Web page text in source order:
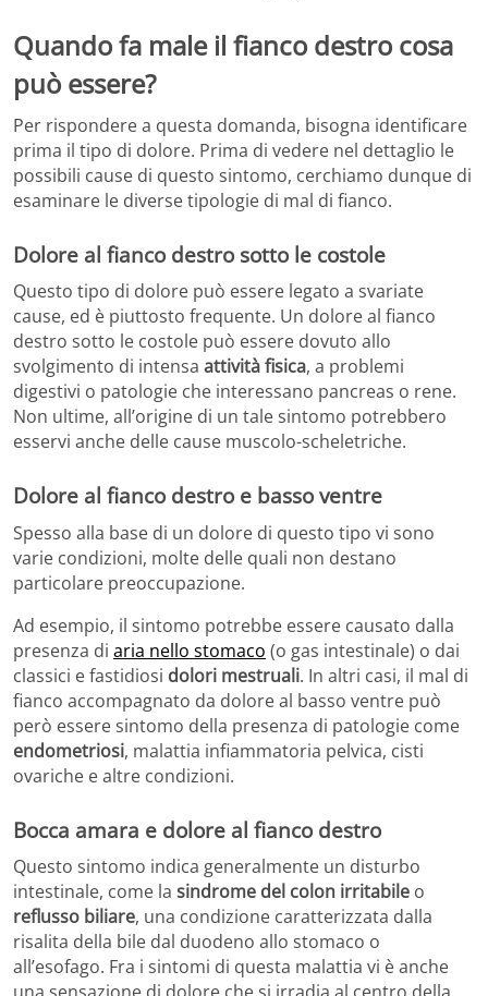
Quando fa male il fianco destro cosa
può essere?
Per rispondere a questa domanda, bisogna identificare
prima il tipo di dolore. Prima di vedere nel dettaglio le
possibili cause di questo sintomo, cerchiamo dunque di
esaminare le diverse tipologie di mal di fianco.
Dolore al fianco destro sotto le costole
Questo tipo di dolore può essere legato a svariate
cause, ed è piuttosto frequente. Un dolore al fianco
destro sotto le costole può essere dovuto allo
svolgimento di intensa attività fisica, a problemi
digestivi o patologie che interessano pancreas o rene.
Non ultime, all’origine di un tale sintomo potrebbero
esservi anche delle cause muscolo-scheletriche.
Dolore al fianco destro e basso ventre
Spesso alla base di un dolore di questo tipo vi sono
varie condizioni, molte delle quali non destano
particolare preoccupazione.
Ad esempio, il sintomo potrebbe essere causato dalla
presenza di aria nello stomaco (o gas intestinale) o dai
classici e fastidiosi dolori mestruali. In altri casi, il mal di
fianco accompagnato da dolore al basso ventre può
però essere sintomo della presenza di patologie come
endometriosi, malattia infiammatoria pelvica, cisti
ovariche e altre condizioni.
Bocca amara e dolore al fianco destro
Questo sintomo indica generalmente un disturbo
intestinale, come la sindrome del colon irritabile o
reflusso biliare, una condizione caratterizzata dalla
risalita della bile dal duodeno allo stomaco o
all’esofago. Fra i sintomi di questa malattia vi è anche